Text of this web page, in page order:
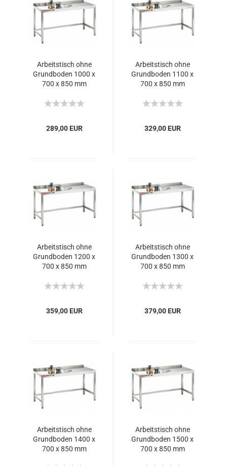
Arbeitstisch ohne
Grundboden 1000 x
700 x 850 mm
289,00 EUR
Arbeitstisch ohne
Grundboden 1100 x
700 x 850 mm
329,00 EUR
Arbeitstisch ohne
Grundboden 1200 x
700 x 850 mm
359,00 EUR
Arbeitstisch ohne
Grundboden 1300 x
700 x 850 mm
379,00 EUR
Arbeitstisch ohne
Grundboden 1400 x
700 x 850 mm
Arbeitstisch ohne
Grundboden 1500 x
700 x 850 mm